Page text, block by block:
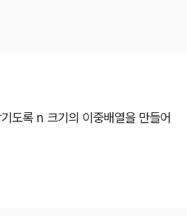
도록 n 크기의 이중배열을 만들어